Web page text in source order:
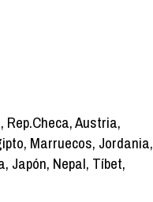
Austria,
Marruecos, Jordania,
Japón, Nepal, Tíbet,